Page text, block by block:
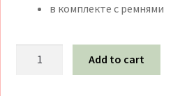
в комплекте с ремнями
Add to cart